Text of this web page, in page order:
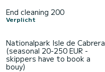
End cleaning 200
Verplicht
Nationalpark Isle de Cabrera
(seasonal 20-250 EUR -
skippers have to book a
bouy)